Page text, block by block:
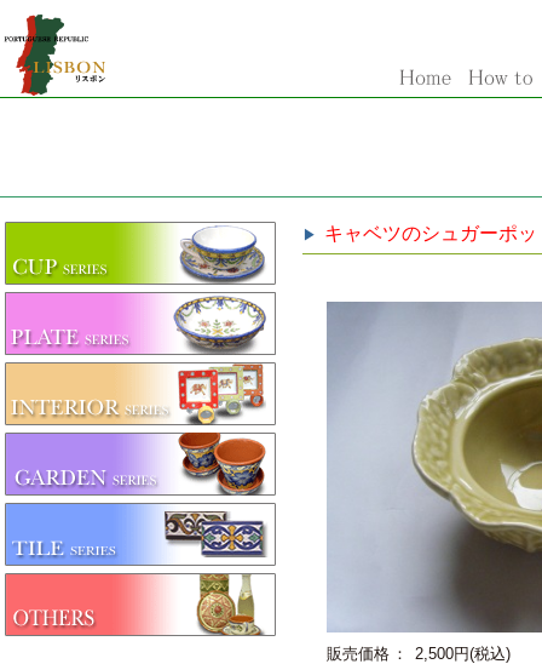
キャベツのシュガーポッ
販売価格 2,500円(税込)